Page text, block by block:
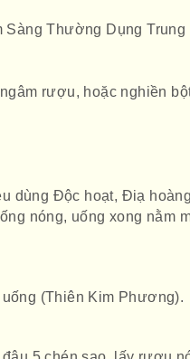
Sàng Thường Dụng Trung
rượu, hoặc nghiền
dùng Độc hoạt, Điạ
nóng, uống xong nằm
(Thiên Kim Phương).